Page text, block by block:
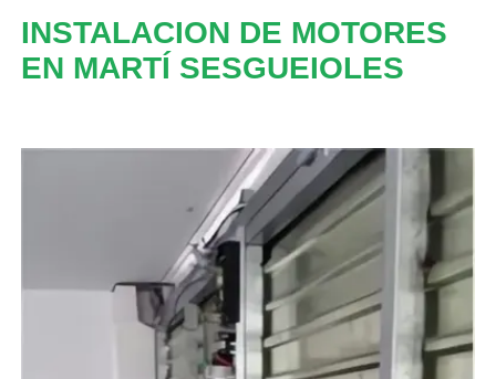
INSTALACION DE MOTORES
EN MARTÍ SESGUEIOLES